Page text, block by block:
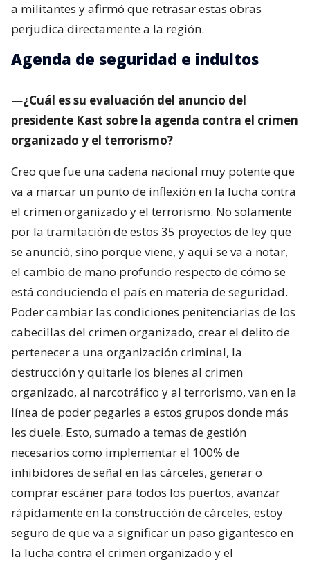
a militantes y afirmó que retrasar estas obras
perjudica directamente a la región.
Agenda de seguridad e indultos
—¿Cuál es su evaluación del anuncio del
presidente Kast sobre la agenda contra el crimen
organizado y el terrorismo?
Creo que fue una cadena nacional muy potente que
va a marcar un punto de inflexión en la lucha contra
el crimen organizado y el terrorismo. No solamente
por la tramitación de estos 35 proyectos de ley que
se anunció, sino porque viene, y aquí se va a notar,
el cambio de mano profundo respecto de cómo se
está conduciendo el país en materia de seguridad.
Poder cambiar las condiciones penitenciarias de los
cabecillas del crimen organizado, crear el delito de
pertenecer a una organización criminal, la
destrucción y quitarle los bienes al crimen
organizado, al narcotráfico y al terrorismo, van en la
línea de poder pegarles a estos grupos donde más
les duele. Esto, sumado a temas de gestión
necesarios como implementar el 100% de
inhibidores de señal en las cárceles, generar o
comprar escáner para todos los puertos, avanzar
rápidamente en la construcción de cárceles, estoy
seguro de que va a significar un paso gigantesco en
la lucha contra el crimen organizado y el